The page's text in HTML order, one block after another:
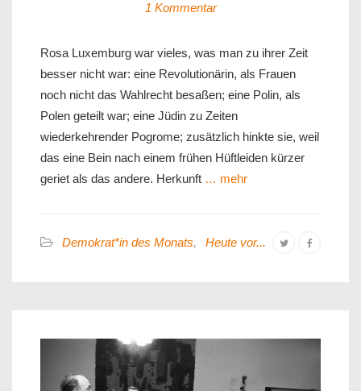
1 Kommentar
Rosa Luxemburg war vieles, was man zu ihrer Zeit
besser nicht war: eine Revolutionärin, als Frauen
noch nicht das Wahlrecht besaßen; eine Polin, als
Polen geteilt war; eine Jüdin zu Zeiten
wiederkehrender Pogrome; zusätzlich hinkte sie, weil
das eine Bein nach einem frühen Hüftleiden kürzer
geriet als das andere. Herkunft … mehr
Demokrat*in des Monats, Heute vor...